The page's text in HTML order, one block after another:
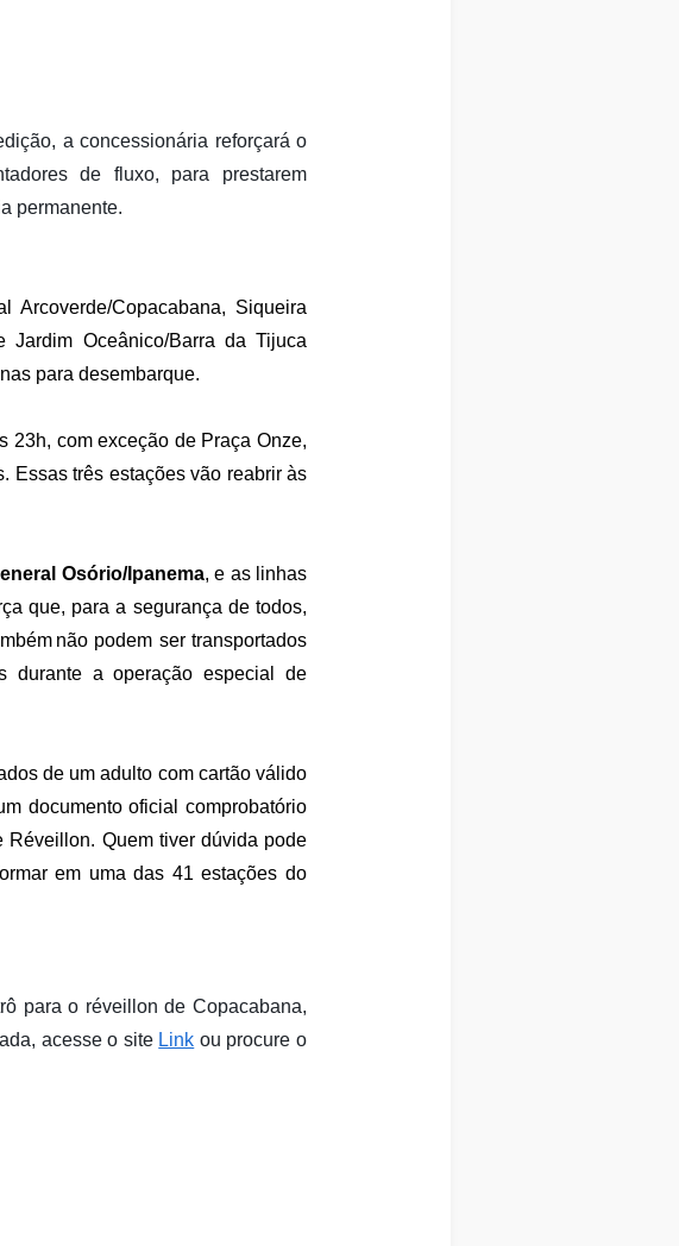
a concessionária reforçará o
de fluxo, para prestarem
permanente.
Copacabana, Siqueira
Jardim Oceânico/Barra da Tijuca
para desembarque.
23h, com exceção de Praça Onze,
Essas três estações vão reabrir às
Osório/Ipanema, e as linhas
que, para a segurança de todos,
não podem ser transportados
durante a operação especial de
de um adulto com cartão válido
documento oficial comprobatório
Réveillon. Quem tiver dúvida pode
em uma das 41 estações do
para o réveillon de Copacabana,
acesse o site Link ou procure o